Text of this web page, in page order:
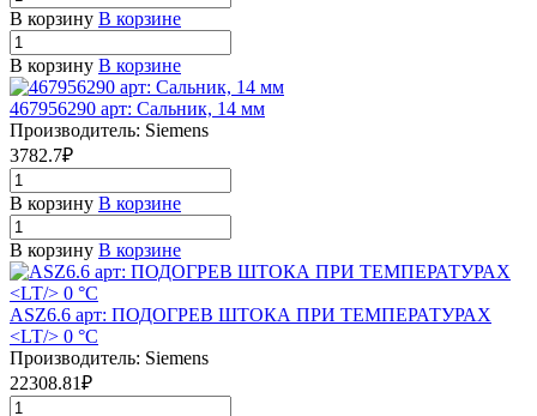
В корзину В корзине
В корзину В корзине
467956290 арт: Сальник, 14 мм
Производитель: Siemens
3782.7₽
В корзину В корзине
В корзину В корзине
ASZ6.6 арт: ПОДОГРЕВ ШТОКА ПРИ ТЕМПЕРАТУРАХ
<LT/> 0 °C
Производитель: Siemens
22308.81₽